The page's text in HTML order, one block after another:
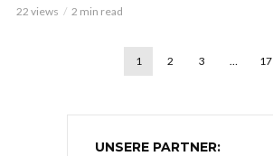
22 views 2 min read
1 2 3 … 17
UNSERE PARTNER: